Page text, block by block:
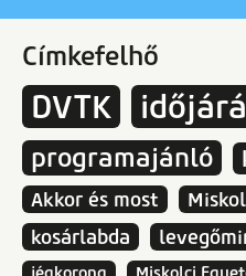
Címkefelhő
DVTK
programajánló
Akkor és most
kosárlabda